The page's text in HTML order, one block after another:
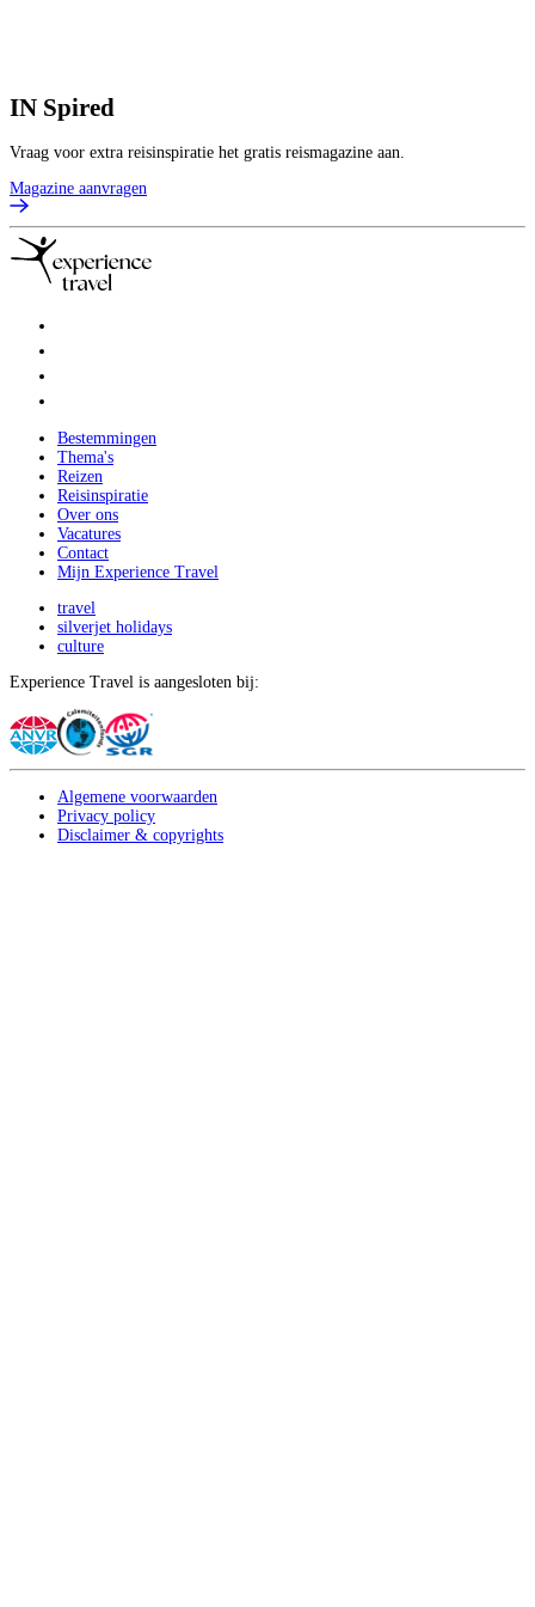
IN Spired
Vraag voor extra reisinspiratie het gratis reismagazine aan.
Magazine aanvragen
Bestemmingen
Thema's
Reizen
Reisinspiratie
Over ons
Vacatures
Contact
Mijn Experience Travel
travel
silverjet holidays
culture
Experience Travel is aangesloten bij:
Algemene voorwaarden
Privacy policy
Disclaimer & copyrights